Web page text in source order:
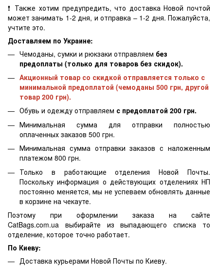
❗ Также хотим предупредить, что доставка Новой почтой
может занимать 1-2 дня, и отправка – 1-2 дня. Пожалуйста,
учтите это.
Доставляем по Украине:
Чемоданы, сумки и рюкзаки отправляем без
предоплаты (только для товаров без скидок).
Акционный товар со скидкой отправляется только с
минимальной предоплатой (чемоданы 500 грн, другой
товар 200 грн).
Обувь и одежду отправляем с предоплатой 200 грн.
Минимальная сумма для отправки полностью
оплаченных заказов 500 грн.
Минимальная сумма отправки заказов с наложенным
платежом 800 грн.
Только в работающие отделения Новой Почты.
Поскольку информация о действующих отделениях НП
постоянно меняется, мы не успеваем обновлять данные
в корзине на чекауте.
Поэтому при оформлении заказа на сайте
CatBags.com.ua выбирайте из выпадающего списка то
отделение, которое точно работает.
По Киеву:
Доставка курьерами Новой Почты по Киеву.